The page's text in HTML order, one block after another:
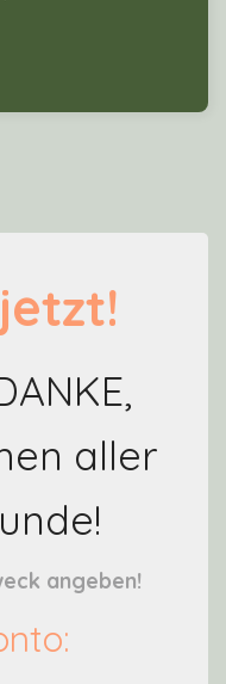
gebraucht
aller
angeben!